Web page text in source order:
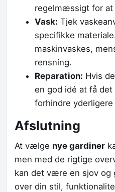
regelmæssigt for at
Vask: Tjek
specifikke
maskinvaskes,
rensning.
Reparation: Hvis
en god idé at få
forhindre yderligere
Afslutning
At vælge nye gardiner
men med de rigtige
kan det være en sjov og
over din stil,